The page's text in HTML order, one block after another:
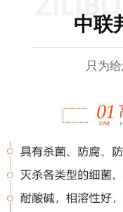
中
只为